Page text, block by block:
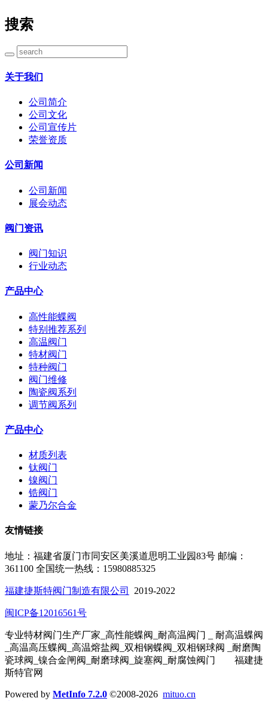
搜索
关于我们
公司简介
公司文化
公司宣传片
荣誉资质
公司新闻
公司新闻
展会动态
阀门资讯
阀门知识
行业动态
产品中心
高性能蝶阀
特别推荐系列
高温阀门
特材阀门
特种阀门
阀门维修
陶瓷阀系列
调节阀系列
产品中心
材质列表
钛阀门
镍阀门
锆阀门
蒙乃尔合金
友情链接
地址：福建省厦门市同安区美溪道思明工业园83号 邮编：
361100 全国统一热线：15980885325
福建捷斯特阀门制造有限公司 2019-2022
闽ICP备12016561号
专业特材阀门生产厂家_高性能蝶阀_耐高温阀门 _ 耐高温蝶阀
_高温高压蝶阀_高温熔盐阀_双相钢蝶阀 _双相钢球阀
_耐磨陶
瓷球阀_镍合金闸阀_耐磨球阀_旋塞阀_耐腐蚀阀门
福建捷
斯特官网
Powered by MetInfo 7.2.0 ©2008-2026 mituo.cn